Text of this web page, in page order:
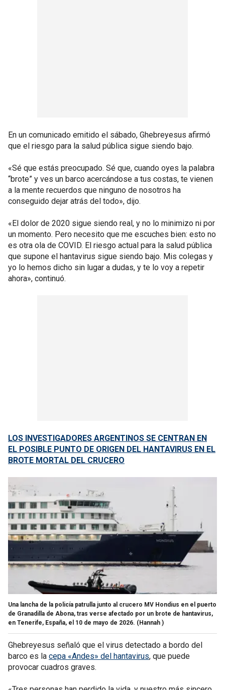
En un comunicado emitido el sábado, Ghebreyesus afirmó
que el riesgo para la salud pública sigue siendo bajo.
«Sé que estás preocupado. Sé que, cuando oyes la palabra
“brote” y ves un barco acercándose a tus costas, te vienen
a la mente recuerdos que ninguno de nosotros ha
conseguido dejar atrás del todo», dijo.
«El dolor de 2020 sigue siendo real, y no lo minimizo ni por
un momento. Pero necesito que me escuches bien: esto no
es otra ola de COVID. El riesgo actual para la salud pública
que supone el hantavirus sigue siendo bajo. Mis colegas y
yo lo hemos dicho sin lugar a dudas, y te lo voy a repetir
ahora», continuó.
LOS INVESTIGADORES ARGENTINOS SE CENTRAN EN
EL POSIBLE PUNTO DE ORIGEN DEL HANTAVIRUS EN EL
BROTE MORTAL DEL CRUCERO
Una lancha de la policía patrulla junto al crucero MV Hondius en el puerto
de Granadilla de Abona, tras verse afectado por un brote de hantavirus,
en Tenerife, España, el 10 de mayo de 2026. (Hannah )
Ghebreyesus señaló que el virus detectado a bordo del
barco es la cepa «Andes» del hantavirus, que puede
provocar cuadros graves.